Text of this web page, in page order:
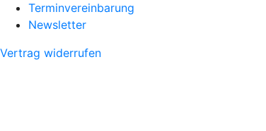
Terminvereinbarung
Newsletter
Vertrag widerrufen